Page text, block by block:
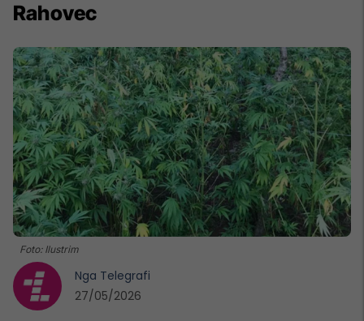
Rahovec
Foto: Ilustrim
Nga Telegrafi
27/05/2026